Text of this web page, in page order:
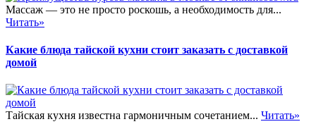
Массаж — это не просто роскошь, а необходимость для...
Читать»
Какие блюда тайской кухни стоит заказать с доставкой
домой
Тайская кухня известна гармоничным сочетанием... Читать»